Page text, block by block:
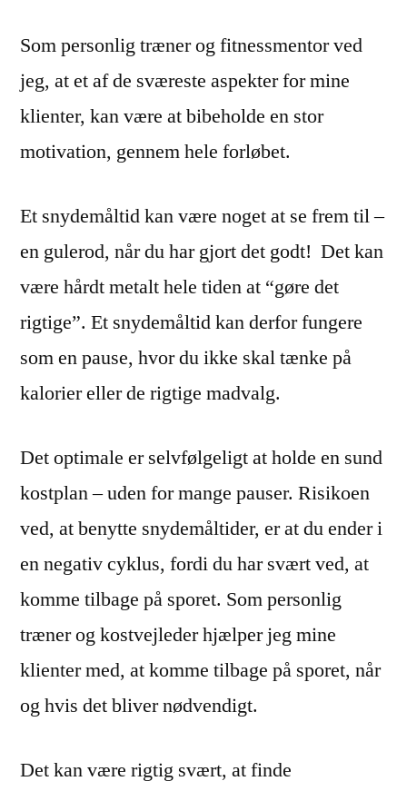
Som personlig træner og fitnessmentor ved
jeg, at et af de sværeste aspekter for mine
klienter, kan være at bibeholde en stor
motivation, gennem hele forløbet.
Et snydemåltid kan være noget at se frem til –
en gulerod, når du har gjort det godt! Det kan
være hårdt metalt hele tiden at “gøre det
rigtige”. Et snydemåltid kan derfor fungere
som en pause, hvor du ikke skal tænke på
kalorier eller de rigtige madvalg.
Det optimale er selvfølgeligt at holde en sund
kostplan – uden for mange pauser. Risikoen
ved, at benytte snydemåltider, er at du ender i
en negativ cyklus, fordi du har svært ved, at
komme tilbage på sporet. Som personlig
træner og kostvejleder hjælper jeg mine
klienter med, at komme tilbage på sporet, når
og hvis det bliver nødvendigt.
Det kan være rigtig svært, at finde